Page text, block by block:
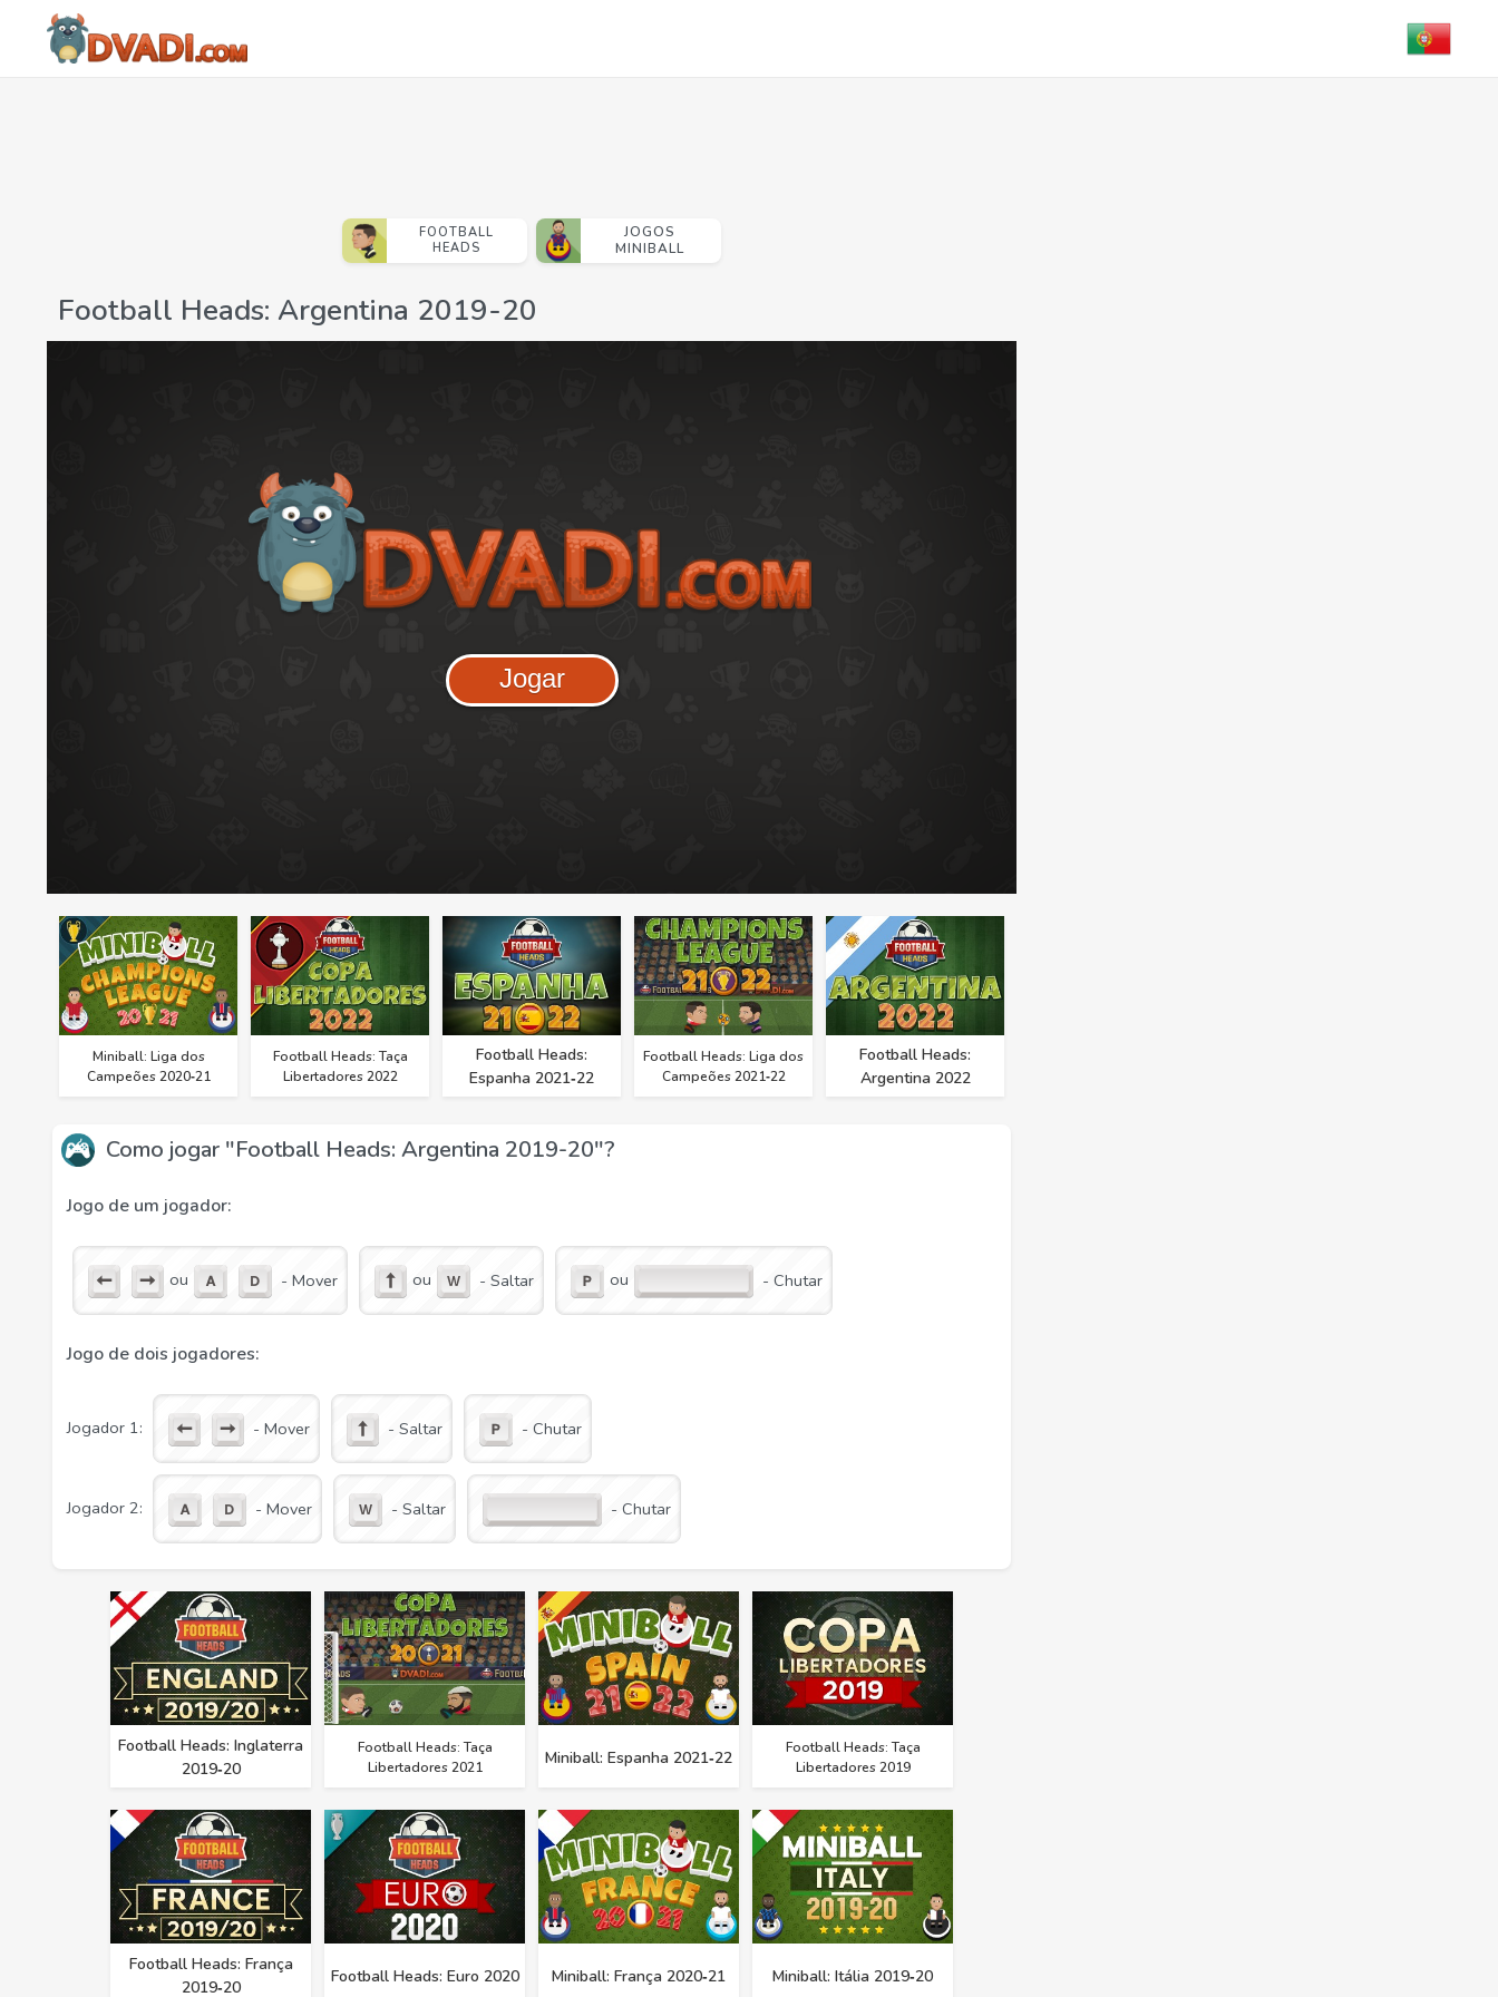
FOOTBALL
HEADS
JOGOS
MINIBALL
Football Heads: Argentina 2019-20
Jogar
Miniball: Liga dos
Campeões 2020‑21
Football Heads: Taça
Libertadores 2022
Football Heads:
Espanha 2021‑22
Football Heads: Liga dos
Campeões 2021‑22
Football Heads:
Argentina 2022
Como jogar "Football Heads: Argentina 2019-20"?
Jogo de um jogador:
ou - Mover ou - Saltar ou - Chutar
Jogo de dois jogadores:
Jogador 1: - Mover - Saltar - Chutar
Jogador 2: - Mover - Saltar - Chutar
Football Heads: Inglaterra
2019‑20
Football Heads: Taça
Libertadores 2021
Miniball: Espanha 2021‑22
Football Heads: Taça
Libertadores 2019
Football Heads: França
2019‑20
Football Heads: Euro 2020 Miniball: França 2020‑21 Miniball: Itália 2019‑20